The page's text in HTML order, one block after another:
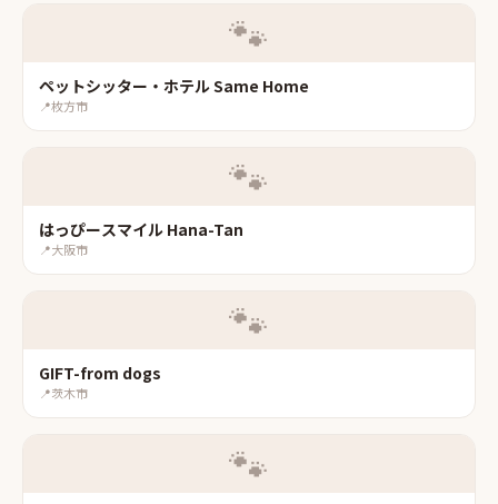
🐾
ペットシッター・ホテル Same Home
📍枚方市
🐾
はっぴースマイル Hana-Tan
📍大阪市
🐾
GIFT-from dogs
📍茨木市
🐾